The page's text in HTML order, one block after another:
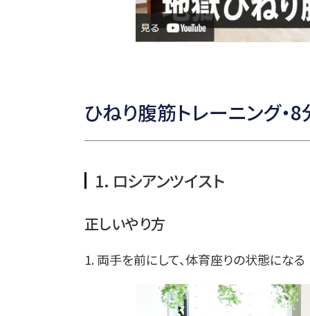
ひねり腹筋トレーニング・8
1．ロシアンツイスト
正しいやり方
1. 両手を前にして、体育座りの状態になる